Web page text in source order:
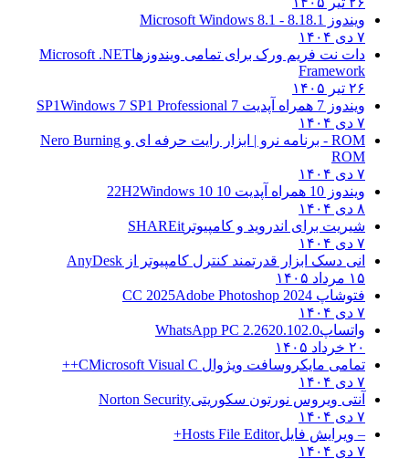
ویندوز 8.18.1 - Microsoft Windows 8.1
دات نت فریم ورک برای تمامی ویندوزهاMicrosoft .NET
Framework
ویندوز 7 همراه آپدیت 7 SP1
Windows 7 SP1 Professional
ROM - برنامه نرو | ابزار رایت حرفه ای و
Nero Burning
ROM
ویندوز 10 همراه آپدیت 10 22H2
Windows 10
شیریت برای اندروید و کامپیوترSHAREit
انی دسک ابزار قدرتمند کنترل کامپیوتر ازAnyDesk
فتوشاپ CC 2025Adobe Photoshop 2024
واتساپWhatsApp PC 2.2620.102.0
تمامی مایکروسافت ویژوال CMicrosoft Visual C++
آنتی ویروس نورتون سکوریتیNorton Security
– ویرایش فایلHosts File Editor+